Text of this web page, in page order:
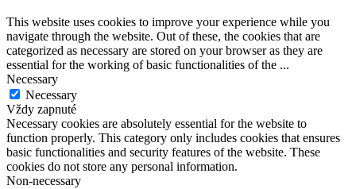
This website uses cookies to improve your experience while you
navigate through the website. Out of these, the cookies that are
categorized as necessary are stored on your browser as they are
essential for the working of basic functionalities of the ...
Necessary
Necessary
Vždy zapnuté
Necessary cookies are absolutely essential for the website to
function properly. This category only includes cookies that ensures
basic functionalities and security features of the website. These
cookies do not store any personal information.
Non-necessary